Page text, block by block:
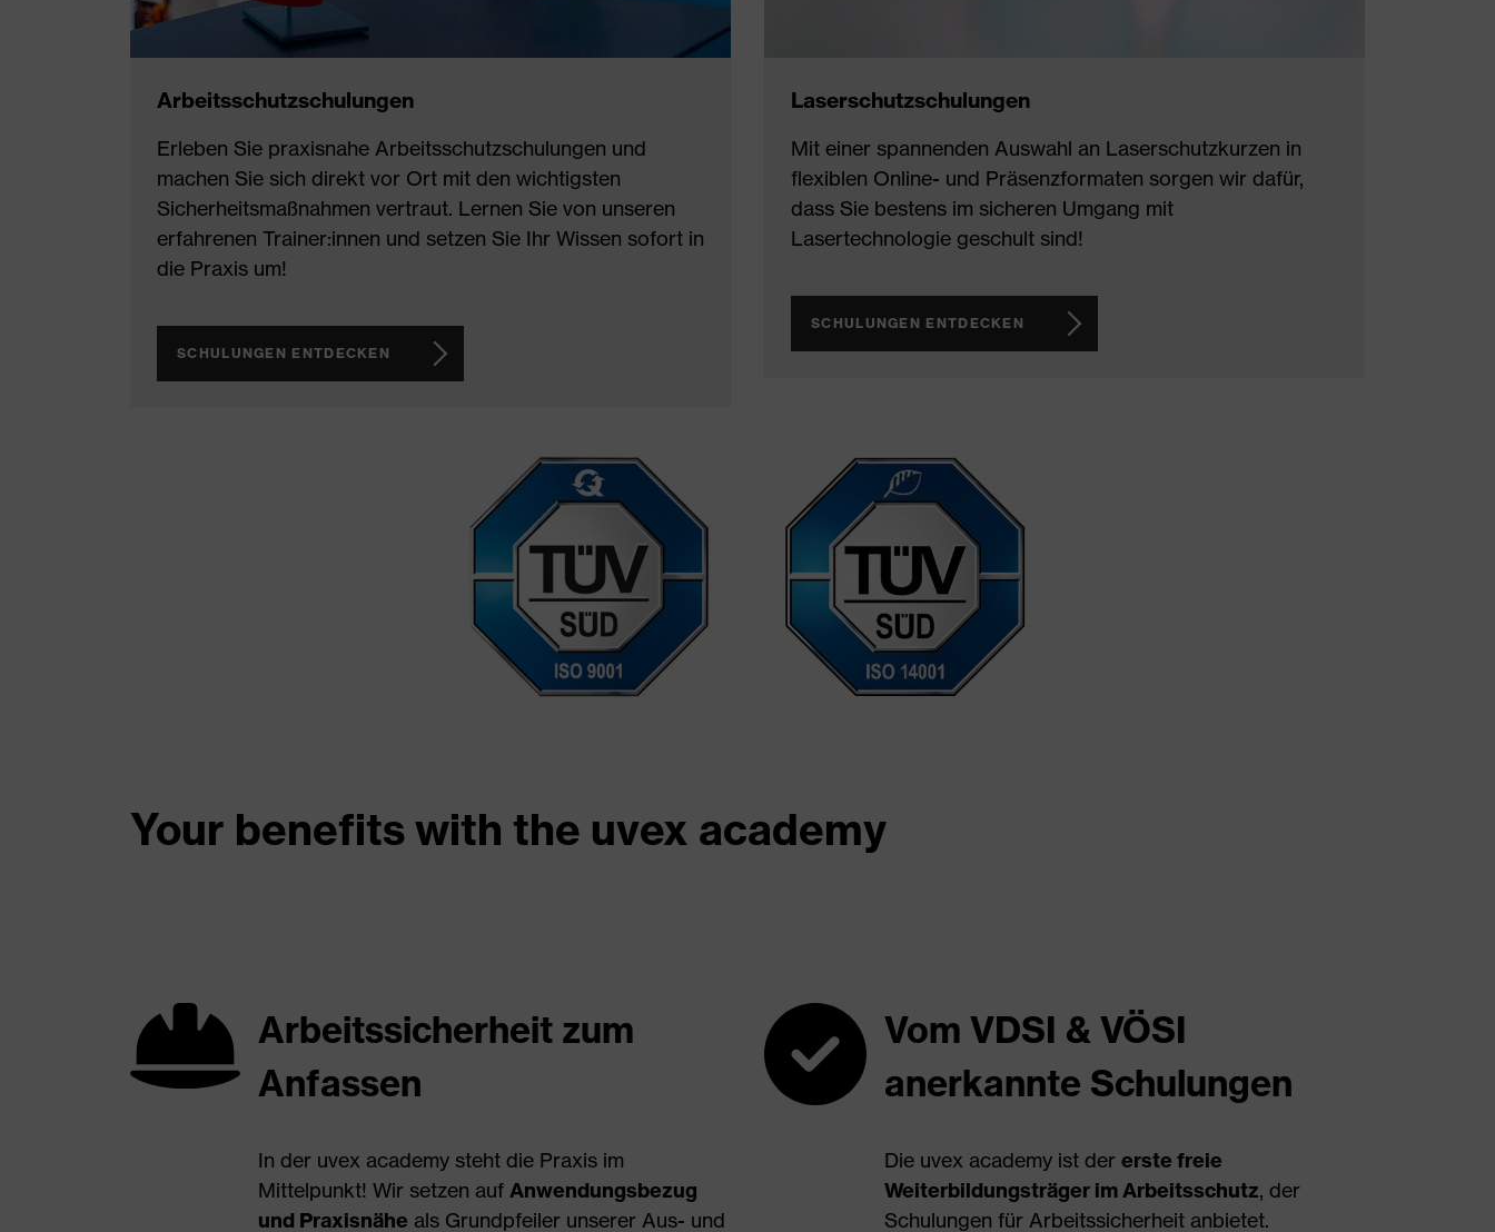
Arbeitsschutzschulungen
Erleben Sie praxisnahe Arbeitsschutzschulungen und
machen Sie sich direkt vor Ort mit den wichtigsten
Sicherheitsmaßnahmen vertraut. Lernen Sie von unseren
erfahrenen Trainer:innen und setzen Sie Ihr Wissen sofort in
die Praxis um!
SCHULUNGEN ENTDECKEN
Laserschutzschulungen
Mit einer spannenden Auswahl an Laserschutzkurzen in
flexiblen Online- und Präsenzformaten sorgen wir dafür,
dass Sie bestens im sicheren Umgang mit
Lasertechnologie geschult sind!
SCHULUNGEN ENTDECKEN
Your benefits with the uvex academy
Arbeitssicherheit zum
Anfassen
In der uvex academy steht die Praxis im
Mittelpunkt! Wir setzen auf Anwendungsbezug
und Praxisnähe als Grundpfeiler unserer Aus- und
Vom VDSI & VÖSI
anerkannte Schulungen
Die uvex academy ist der erste freie
Weiterbildungsträger im Arbeitsschutz, der
Schulungen für Arbeitssicherheit anbietet.